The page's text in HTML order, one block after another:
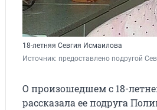
18-летняя Севгия Исмаилова
Источник: предоставлено подругой
О произошедшем с 18-
рассказала ее подруга